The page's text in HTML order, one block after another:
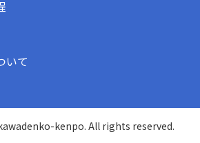
いて
kenpo. All rights reserved.